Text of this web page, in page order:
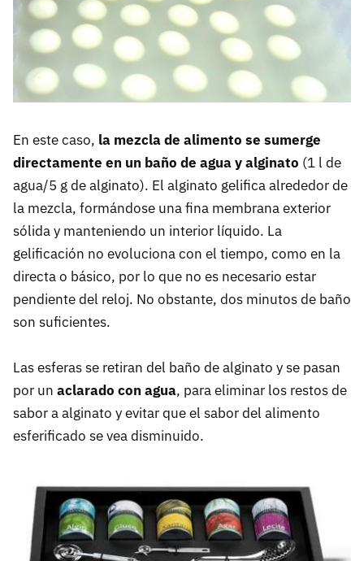
En este caso, la mezcla de alimento se sumerge
directamente en un baño de agua y alginato (1 l de
agua/5 g de alginato). El alginato gelifica alrededor de
la mezcla, formándose una fina membrana exterior
sólida y manteniendo un interior líquido. La
gelificación no evoluciona con el tiempo, como en la
directa o básico, por lo que no es necesario estar
pendiente del reloj. No obstante, dos minutos de baño
son suficientes.
Las esferas se retiran del baño de alginato y se pasan
por un aclarado con agua, para eliminar los restos de
sabor a alginato y evitar que el sabor del alimento
esferificado se vea disminuido.